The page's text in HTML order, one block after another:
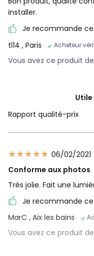
installer.
Je recommande
tl14 , Paris Acheteur
Vous avez ce produit
Rapport qualité-prix
06/02/2021
Conforme aux photos
Très jolie. Fait une
Je recommande
MarC , Aix les bains
Vous avez ce produit